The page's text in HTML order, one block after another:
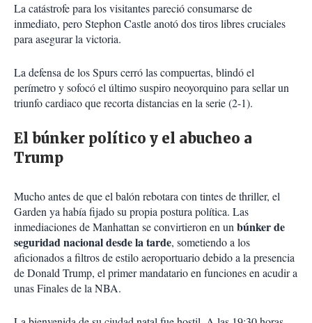
La catástrofe para los visitantes pareció consumarse de
inmediato, pero Stephon Castle anotó dos tiros libres cruciales
para asegurar la victoria.
La defensa de los Spurs cerró las compuertas, blindó el
perímetro y sofocó el último suspiro neoyorquino para sellar un
triunfo cardiaco que recorta distancias en la serie (2-1).
El búnker político y el abucheo a
Trump
Mucho antes de que el balón rebotara con tintes de thriller, el
Garden ya había fijado su propia postura política. Las
inmediaciones de Manhattan se convirtieron en unbúnker de
seguridad nacional desde la tarde, sometiendo a los
aficionados a filtros de estilo aeroportuario debido a la presencia
de Donald Trump, el primer mandatario en funciones en acudir a
unas Finales de la NBA.